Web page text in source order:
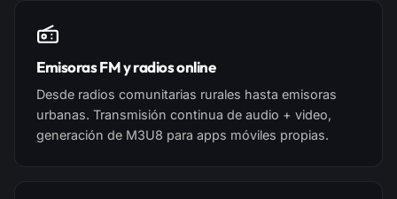
Emisoras FM y radios online
Desde radios comunitarias rurales hasta emisoras
urbanas. Transmisión continua de audio + video,
generación de M3U8 para apps móviles propias.